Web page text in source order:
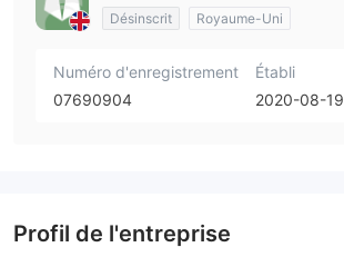
Désinscrit Royaume-Uni
Numéro d'enregistrement
07690904
Établi
2020-08-19
Profil de l'entreprise